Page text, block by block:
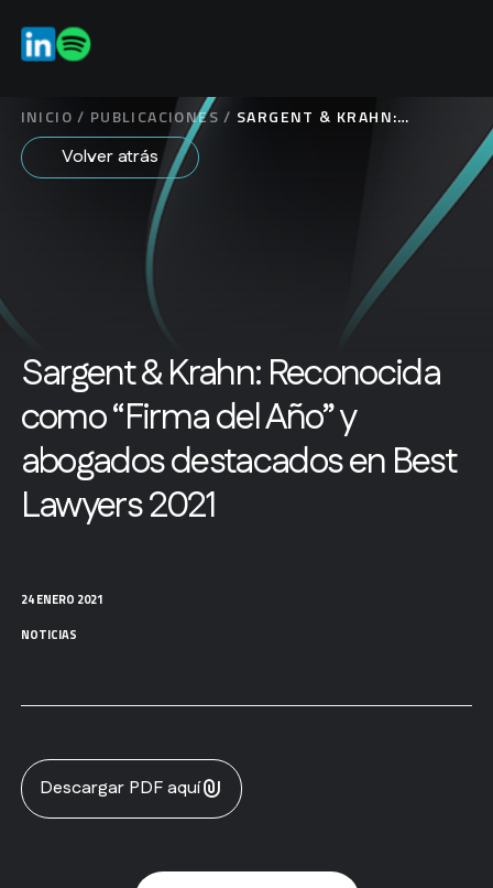
INICIO / PUBLICACIONES / SARGENT & KRAHN:
EN BEST LAWYERS 2021
Volver atrás
Sargent & Krahn: Reconocida
como “Firma del Año” y
abogados destacados en Best
Lawyers 2021
24 ENERO 2021
NOTICIAS
Descargar PDF aquí